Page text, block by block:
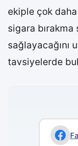
ekiple çok
sigara bırakma
sağlayacağını
tavsiyelerde